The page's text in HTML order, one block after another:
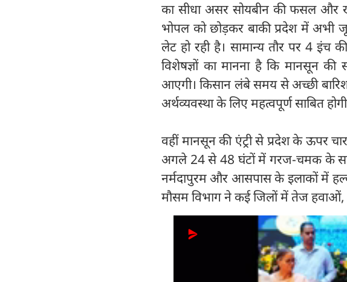
का सीधा असर सोयबीन की फसल और
भोपल को छोड़कर बाकी प्रदेश में
लेट हो रही है। सामान्य तौर पर 4
विशेषज्ञों का मानना है कि मानसून
आएगी। किसान लंबे समय से अच्छी
अर्थव्यवस्था के लिए महत्वपूर्ण साबित
वहीं मानसून की एंट्री से प्रदेश के ऊपर
अगले 24 से 48 घंटों में गरज-चमक के साथ
नर्मदापुरम और आसपास के इलाकों में
मौसम विभाग ने कई जिलों में तेज हवाओं,